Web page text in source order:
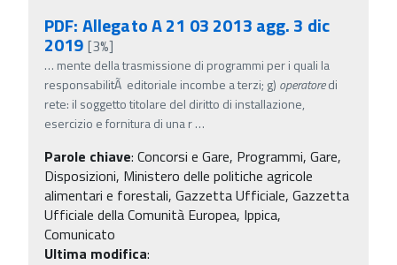
PDF: Allegato A 21 03 2013 agg. 3 dic
2019 [3%]
… mente della trasmissione di programmi per i quali la
responsabilitÃ editoriale incombe a terzi; g) operatoredi
rete: il soggetto titolare del diritto di installazione,
esercizio e fornitura di una r…
Parole chiave: Concorsi e Gare, Programmi, Gare,
Disposizioni, Ministero delle politiche agricole
alimentari e forestali, Gazzetta Ufficiale, Gazzetta
Ufficiale della Comunità Europea, Ippica,
Comunicato
Ultima modifica: